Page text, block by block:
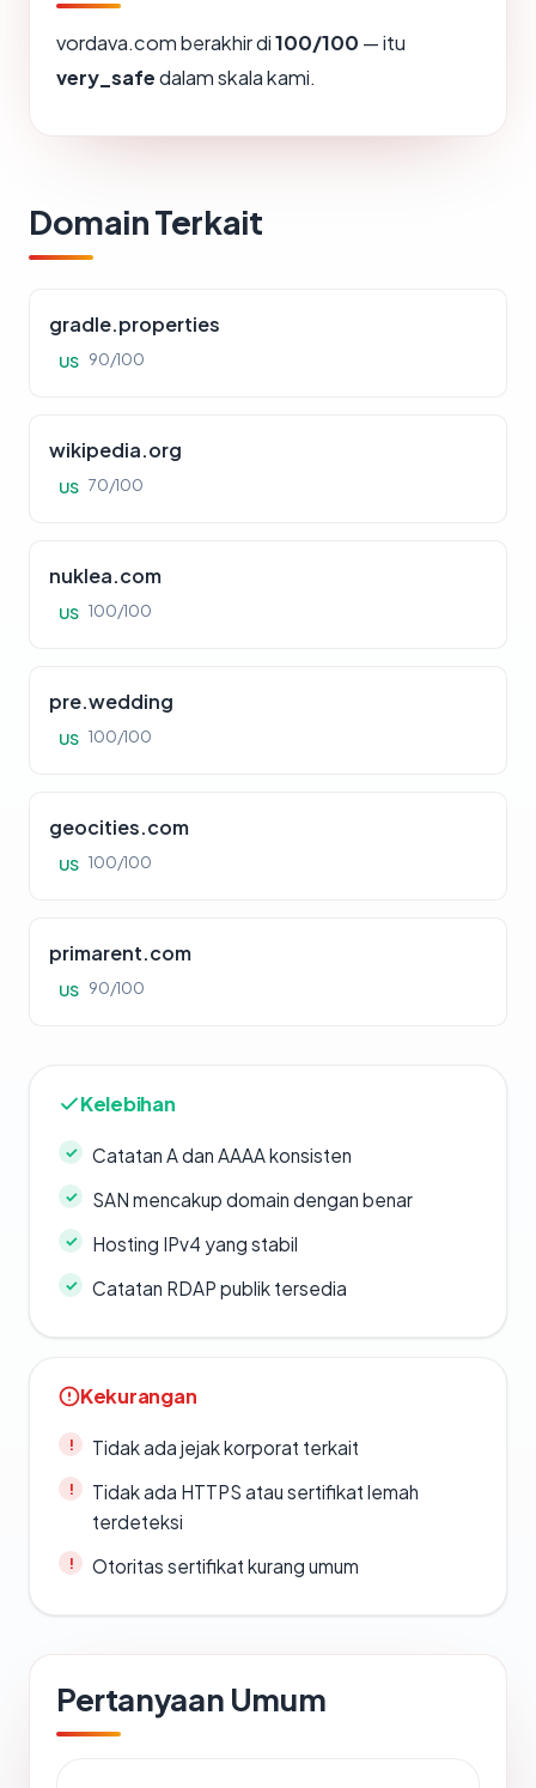
vordava.com berakhir di100/100 — itu
very_safedalam skala kami.
Domain Terkait
gradle.properties
US 90/100
wikipedia.org
US 70/100
nuklea.com
US 100/100
pre.wedding
US 100/100
geocities.com
US 100/100
primarent.com
US 90/100
Kelebihan
Catatan A dan AAAA konsisten
SAN mencakup domain dengan benar
Hosting IPv4 yang stabil
Catatan RDAP publik tersedia
Kekurangan
Tidak ada jejak korporat terkait
Tidak ada HTTPS atau sertifikat lemah
terdeteksi
Otoritas sertifikat kurang umum
Pertanyaan Umum